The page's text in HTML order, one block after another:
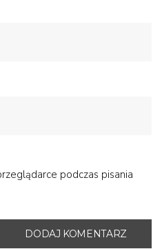
podczas pisania